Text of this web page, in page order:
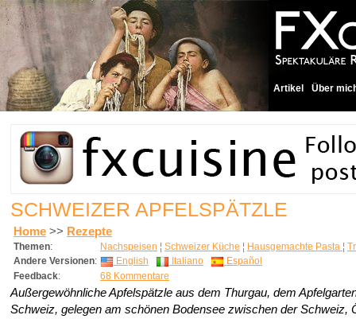
Artikel Über
SCHWEIZER APFELSPÄTZLE
Home >> Rezepte
Themen: Nachspeisen ¦ Schweizer Küche ¦ Hausgemachte Pasta ¦
Andere Versionen: English Italiano
Español
Feedback: 68 Kommentare
Außergewöhnliche Apfelspätzle aus dem Thurgau, dem
Schweiz, gelegen am schönen Bodensee zwischen der Schweiz,